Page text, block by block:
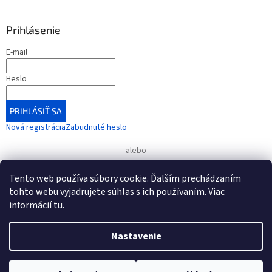
Tento web používa súbory cookie. Ďalším prechádzaním
tohto webu vyjadrujete súhlas s ich používaním. Viac
informáciítu.
Nastavenie
UPOZORNENIE
bankového účtu, ktorá nadobudla platnosť od 1. januára
Nové číslo účtu (od 1.1.2026): IBAN: SK54 7500 0000 0040
Prihlásenie
E-mail
Heslo
PRIHLÁSIŤ SA
Nová registráciaZabudnuté heslo
alebo
Prihlásiť sa cez Google
Copyright 2026KONEXMEDIK. Všetky práva vyhradené.Upraviť